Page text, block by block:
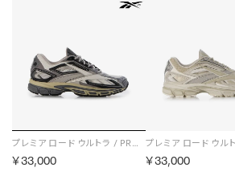
プレミア ロード ウルトラ / PREMIER ROAD ULTRA （トーナルグレー）
￥33,000 ￥33,000